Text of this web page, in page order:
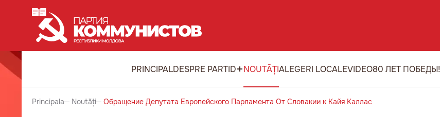
PRINCIPALDESPRE PARTID NOUTĂȚIALEGERI LOCALEVIDEO80 ЛЕТ ПОБЕДЫ!
Principala Noutăți Обращение Депутата Европейского Парламента От Словакии к Кайя Каллас